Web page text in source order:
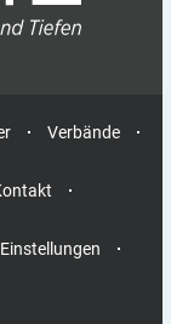
Verbände